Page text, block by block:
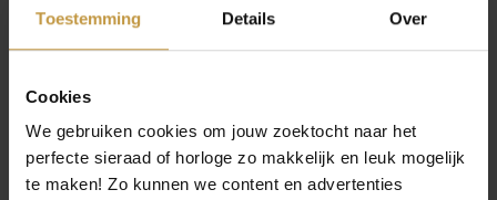
Toestemming Details Over
Cookies
We gebruiken cookies om jouw zoektocht naar het
perfecte sieraad of horloge zo makkelijk en leuk mogelijk
te maken! Zo kunnen we content en advertenties